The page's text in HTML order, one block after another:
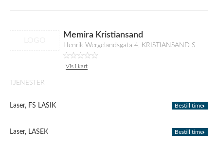
Memira Kristiansand
Henrik Wergelandsgata 4, KRISTIANSAND S
Vis i kart
TJENESTER
Laser, FS LASIK Bestill time
Laser, LASEK Bestill time